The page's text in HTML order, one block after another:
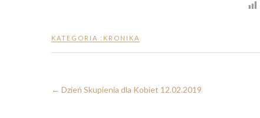
KATEGORIA : KRONIKA
← Dzień Skupienia dla Kobiet 12.02.2019